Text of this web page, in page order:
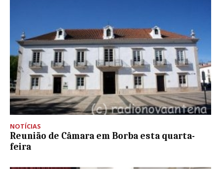
NOTÍCIAS
Reunião de Câmara em Borba esta quarta-
feira